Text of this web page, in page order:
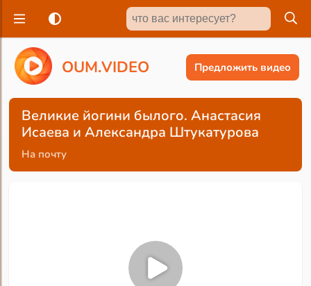
OUM.VIDEO Предложить видео
Великие йогини былого. Анастасия
Исаева и Александра Штукатурова
На почту